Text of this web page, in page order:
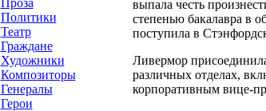
Проза
Политики
Театр
Граждане
Художники
Композиторы
Генералы
Герои
выпала честь
степенью бакалавра в
поступила в
Ливермор
различных отделах,
корпоративным вице-